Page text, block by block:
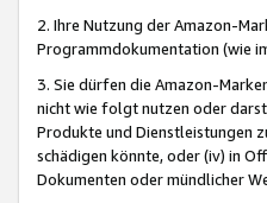
2. Ihre Nutzung der Amazon-
Programmdokumentation (wie
3. Sie dürfen die Amazon-
nicht wie folgt nutzen oder
Produkte und Dienstleistungen
schädigen könnte, oder (iv) in
Dokumenten oder mündlicher